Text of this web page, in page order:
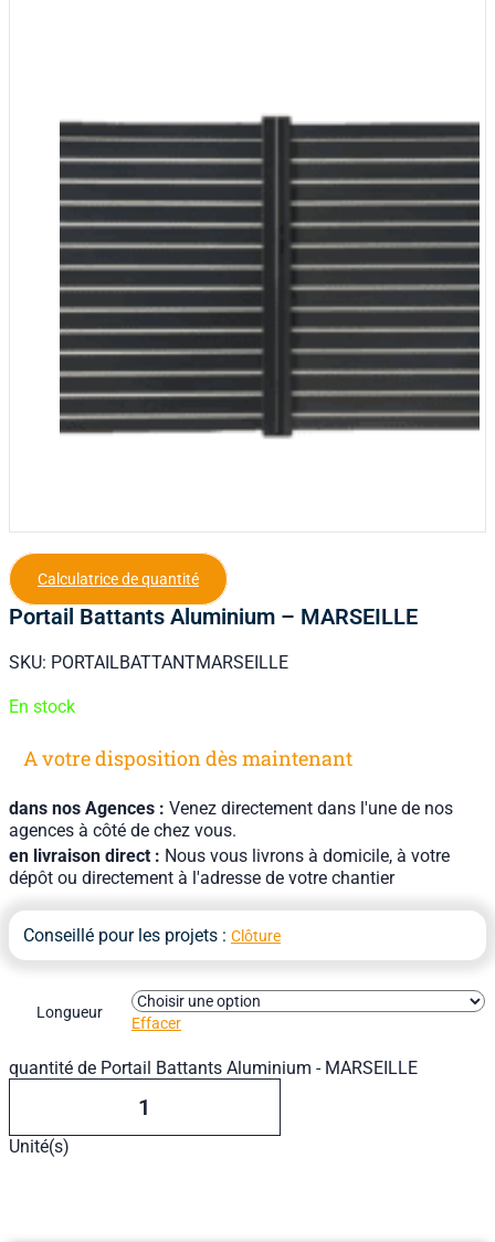
Calculatrice de quantité
Portail Battants Aluminium – MARSEILLE
SKU: PORTAILBATTANTMARSEILLE
En stock
A votre disposition dès maintenant
dans nos Agences : Venez directement dans l'une de nos
agences à côté de chez vous.
en livraison direct : Nous vous livrons à domicile, à votre
dépôt ou directement à l'adresse de votre chantier
Conseillé pour les projets : Clôture
Longueur
Effacer
quantité de Portail Battants Aluminium - MARSEILLE
Unité(s)